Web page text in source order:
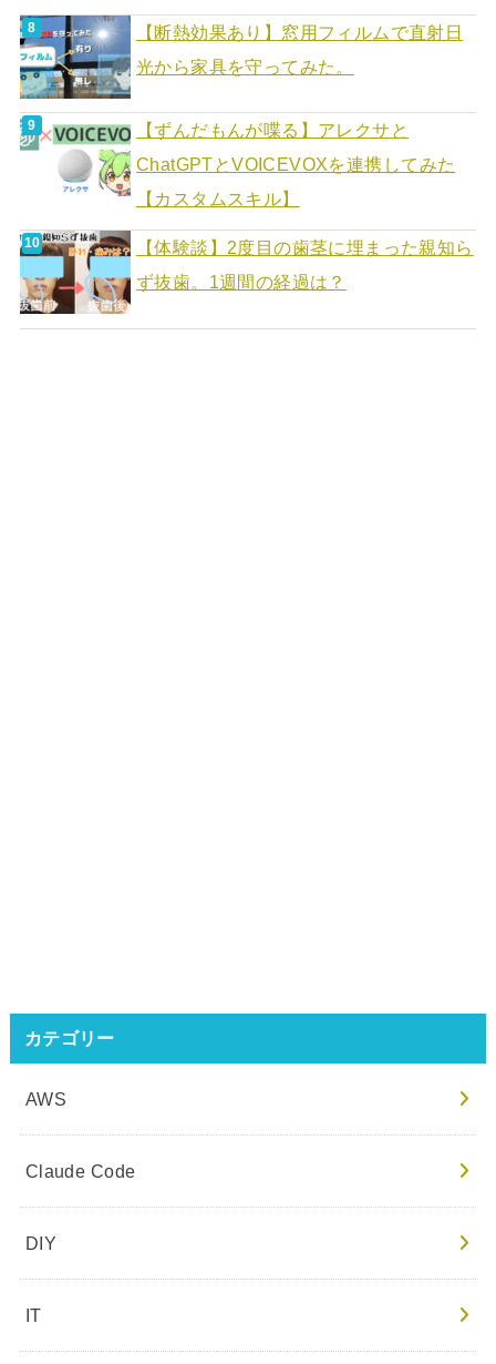
【断熱効果あり】窓用フィルムで直射日
光から家具を守ってみた。
【ずんだもんが喋る】アレクサと
ChatGPTとVOICEVOXを連携してみた
【カスタムスキル】
【体験談】2度目の歯茎に埋まった親知ら
ず抜歯。1週間の経過は？
カテゴリー
AWS
Claude Code
DIY
IT